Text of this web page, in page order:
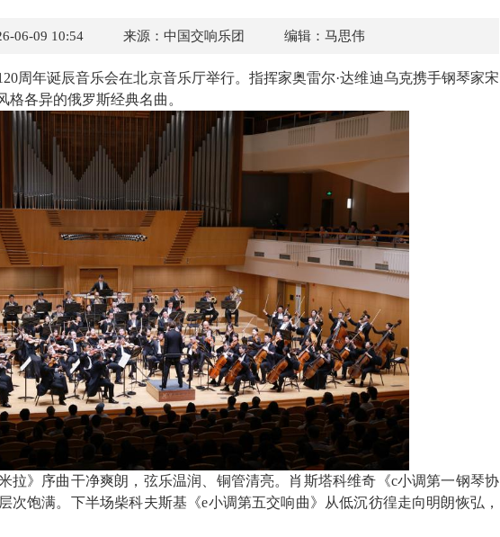
06-09 10:54 来源：中国交响乐团 编辑：马思伟
年诞辰音乐会在北京音乐厅举行。指挥家奥雷尔·达维迪乌克携手钢琴家宋
各异的俄罗斯经典名曲。
》序曲干净爽朗，弦乐温润、铜管清亮。肖斯塔科维奇《c小调第一钢琴协
次饱满。下半场柴科夫斯基《e小调第五交响曲》从低沉彷徨走向明朗恢弘，